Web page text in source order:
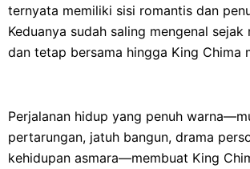
ternyata memiliki sisi romantis dan
Keduanya sudah saling mengenal sejak
dan tetap bersama hingga King Chima
Perjalanan hidup yang penuh
pertarungan, jatuh bangun, drama
kehidupan asmara—membuat King